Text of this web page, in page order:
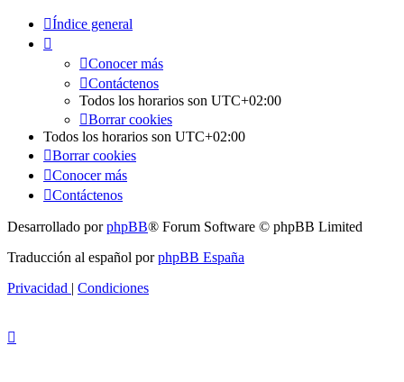
Índice general
Conocer más
Contáctenos
Todos los horarios son UTC+02:00
Borrar cookies
Todos los horarios son UTC+02:00
Borrar cookies
Conocer más
Contáctenos
Desarrollado porphpBB® Forum Software © phpBB Limited
Traducción al español porphpBB España
Privacidad | Condiciones